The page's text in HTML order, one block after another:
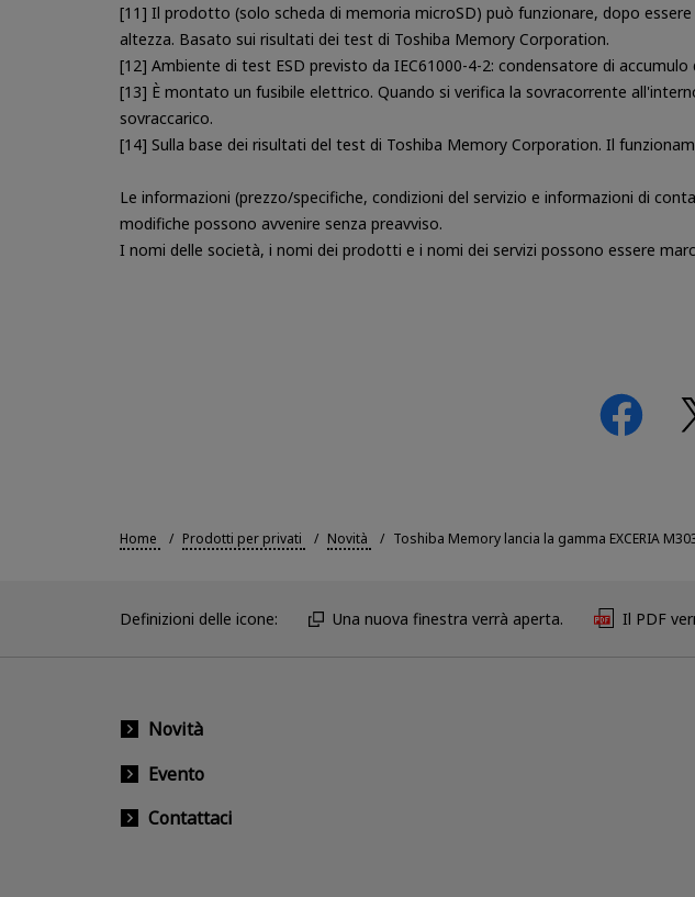
[11] Il prodotto (solo scheda di memoria microSD) può funzionare, dopo
altezza. Basato sui risultati dei test di Toshiba Memory Corporation.
[12] Ambiente di test ESD previsto da IEC61000-4-2: condensatore di
[13] È montato un fusibile elettrico. Quando si verifica la sovracorrente
sovraccarico.
[14] Sulla base dei risultati del test di Toshiba Memory Corporation. Il
Le informazioni (prezzo/specifiche, condizioni del servizio e informazioni di
modifiche possono avvenire senza preavviso.
I nomi delle società, i nomi dei prodotti e i nomi dei servizi possono essere
Home Prodotti per privati Novità Toshiba Memory lancia la gamma EXCERIA
Definizioni delle icone: Una nuova finestra verrà aperta. Il PDF
Novità
Evento
Contattaci